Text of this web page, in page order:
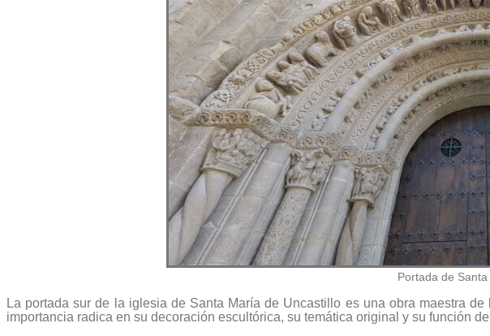
Portada de
La portada sur de la iglesia de Santa María de Uncastillo es una obra maestra
importancia radica en su decoración escultórica, su temática original y su función